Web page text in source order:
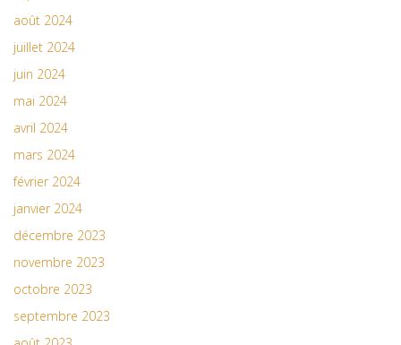
août 2024
juillet 2024
juin 2024
mai 2024
avril 2024
mars 2024
février 2024
janvier 2024
décembre 2023
novembre 2023
octobre 2023
septembre 2023